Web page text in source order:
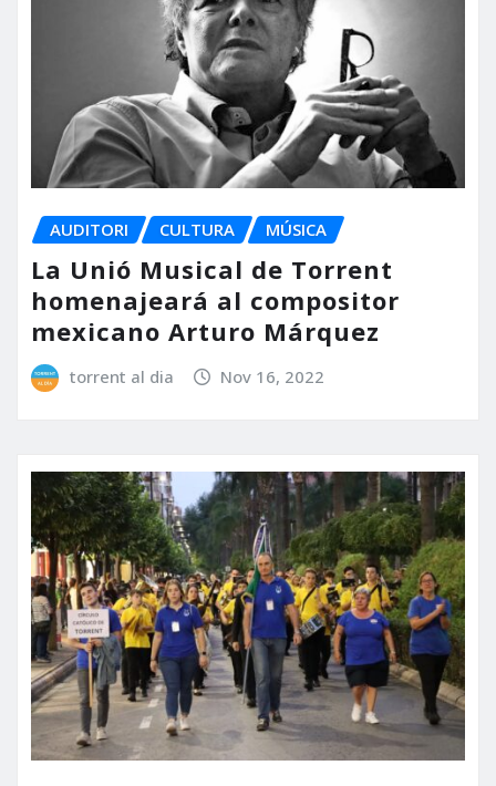
AUDITORI CULTURA MÚSICA
La Unió Musical de Torrent
homenajeará al compositor
mexicano Arturo Márquez
torrent al dia Nov 16, 2022